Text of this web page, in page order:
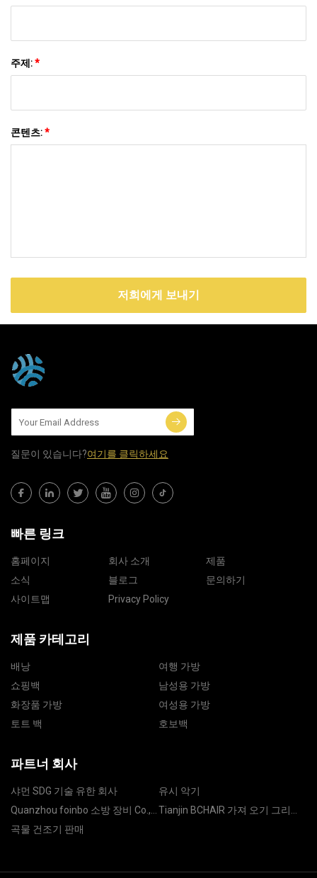
주제:*
콘텐츠:*
저희에게 보내기
질문이 있습니다?여기를 클릭하세요
빠른 링크
홈페이지 회사 소개
제품
소식
블로그
문의하기
사이트맵
Privacy Policy
제품 카테고리
배낭
여행 가방
쇼핑백
남성용 가방
화장품 가방
여성용 가방
토트 백
호보백
파트너 회사
샤먼 SDG 기술 유한 회사
유시 악기
Quanzhou foinbo 소방 장비 Co.,
주정부
Tianjin BCHAIR 가져 오기 그리고
곡물 건조기 판매